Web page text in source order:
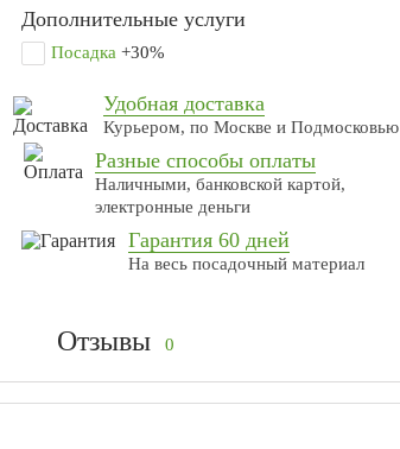
Дополнительные услуги
Посадка +30%
Удобная доставка
Курьером, по Москве и Подмосковью
Разные способы оплаты
Наличными, банковской картой,
электронные деньги
Гарантия 60 дней
На весь посадочный материал
Отзывы 0